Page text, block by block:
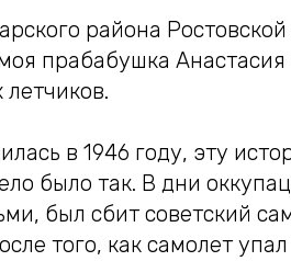
района
прабабушка Анастасия
летчиков.
в 1946 году, эту
было так. В дни
был сбит советский
того, как самолет упал